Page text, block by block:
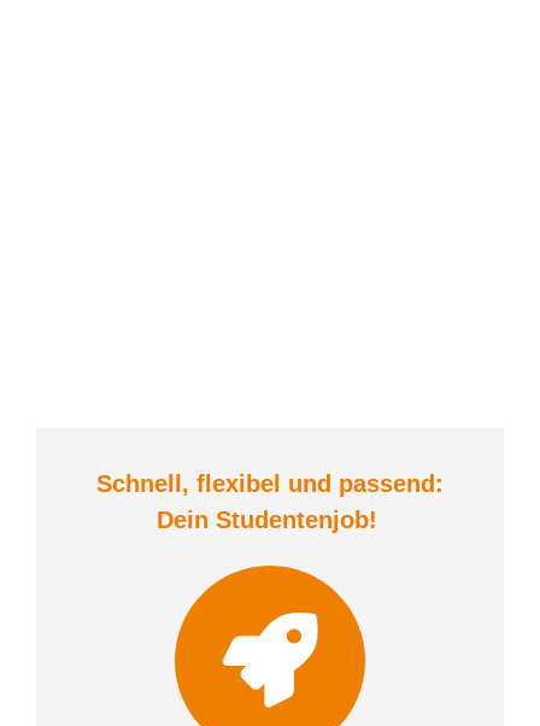
Schnell, flexibel und passend:
Dein Studentenjob!